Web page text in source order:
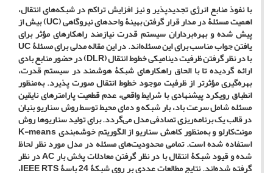
با نفوذ منابع انرژی تجدیدپذیر و نیز افزایش تراکم در شبکه‌های انتقال،
اهمیت مسئلۀ در مدار قرار گرفتن بهینۀ واحدهای نیروگاهی (UC) بیش از
پیش شده و بهره‌برداران سیستم قدرت نیازمند راهکارهای مؤثر برای
یافتن جواب مناسب برای این مسئله‌اند. در این مقاله مدلی برای مسئلۀ UC
با در نظر گرفتن ظرفیت دینامیکی خطوط انتقال (DLR) در حضور منابع بادی
ارائه گردیده تا با الحاق راهکارهای شبکۀ هوشمند در سیستم قدرت،
بهره‌گیری مؤثرتر از ظرفیت موجود خطوط انتقال صورت پذیرد. به‌منظور
انطباق رویکرد پیشنهادی با شرایط واقعی، عدم ‌قطعیت‌ پارامترهای نایقین
مسئله شامل سرعت باد، بار شبکه و دمای محیط توسط روش سناریو بنیان
در قالب یک برنامه‌ریزی تصادفی مدل می‌گردد. برای تولید سناریوها روش
مونت‌کارلو و به‌منظور کاهش سناریو از الگوریتم خوشه‌بندی K-means
استفاده شده‌ است. تمامی محدودیت‌های مسئله در مدل مورد نظر لحاظ
شده و قیود شبکۀ انتقال با در نظر گرفتن معادلات پخش بار AC در نظر
گرفته شده‌اند. نتایج مطالعات عددی بر روی شبکۀ 24 باسۀ IEEE RTS،